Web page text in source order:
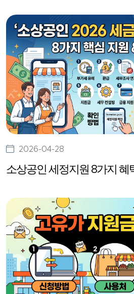
2026-04-28
소상공인 세정지원 8가지 혜